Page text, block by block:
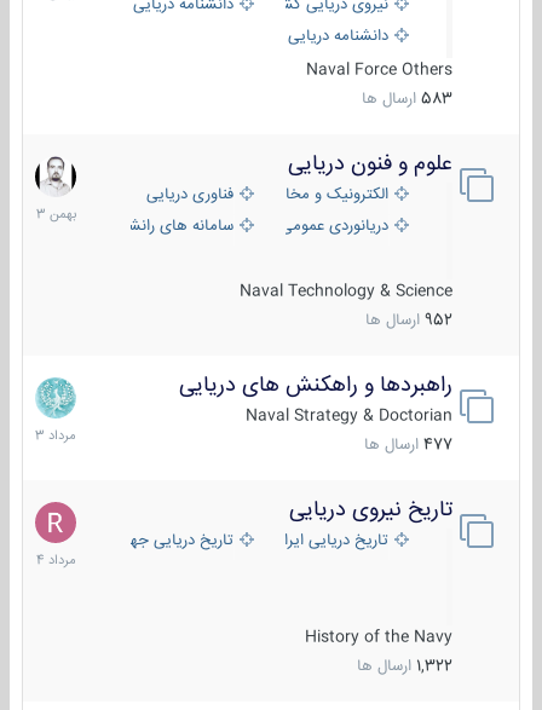
دانشنامه دریایی کپی
Naval Force Others
583 ارسال ها
علوم و فنون دریایی
الکترونیک و مخابرات دریاییفناوری دریایی
دریانوردی عمومی
سامانه های رانشی دریایی
Naval Technology & Science
952 ارسال ها
6
بهمن
1403
راهبردها و راهکنش های دریایی
Naval Strategy & Doctorian
477 ارسال ها
2
مرداد
1403
تاریخ نیروی دریایی
تاریخ دریایی ایران تاریخ دریایی جهان
History of the Navy
1,322 ارسال ها
16
مرداد
1404